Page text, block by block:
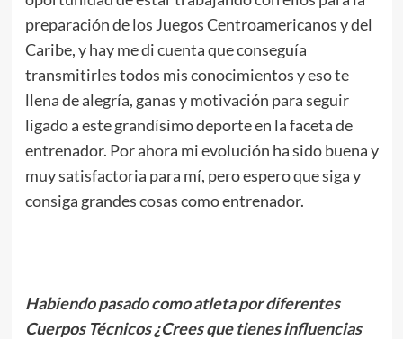
preparación de los Juegos Centroamericanos y del
Caribe, y hay me di cuenta que conseguía
transmitirles todos mis conocimientos y eso te
llena de alegría, ganas y motivación para seguir
ligado a este grandísimo deporte en la faceta de
entrenador. Por ahora mi evolución ha sido buena y
muy satisfactoria para mí, pero espero que siga y
consiga grandes cosas como entrenador.
Habiendo pasado como atleta por diferentes
Cuerpos Técnicos ¿Crees que tienes influencias